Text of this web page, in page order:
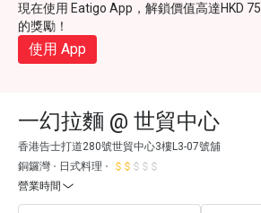
現在使用 Eatigo App，解鎖價值高達HKD 75
的獎勵！
使用 App
一幻拉麵 @ 世貿中心
香港告士打道280號世貿中心3樓L3-07號舖
銅鑼灣
日式料理
營業時間